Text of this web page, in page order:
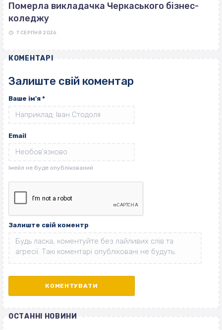
Померла викладачка Черкаського бізнес-
коледжу
7 СЕРПНЯ 2026
КОМЕНТАРІ
Залиште свій коментар
Ваше ім'я *
Email
Залиште свій коментр
ОСТАННІ НОВИНИ